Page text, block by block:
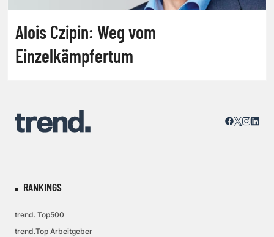
Alois Czipin: Weg vom
Einzelkämpfertum
RANKINGS
trend. Top500
trend.Top Arbeitgeber